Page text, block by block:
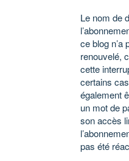
Le nom de
ce blog n’a
renouvelé,
cette
certains
également
un mot de
son accès
pas été